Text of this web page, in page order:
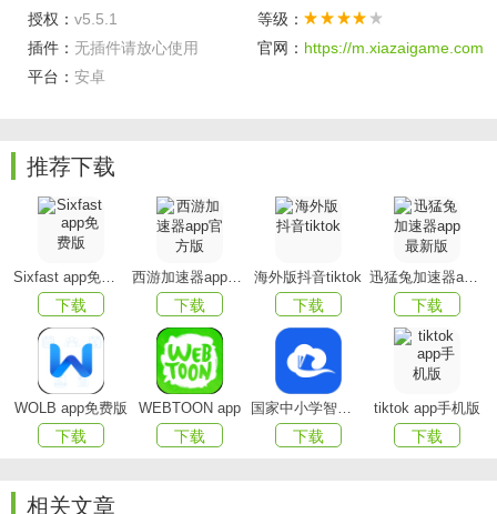
在线学习很轻松，软件内的一些可以让你学习的资源以
及相应的资料还是很丰富前面的。
政务信息透明公开，对于一些政务都是会在软件内发布
首页设置很轻松，你可以设置属于你自己的首页来让自
头条资讯在线观看，像是现在的一些比较重要的资讯，
手机版亮点：
“政直播”
实时集纳由南方网执行的我省各级党政机关新闻发布会
网上直播，第一时间向社会发布权威信息，同时集纳其他可
各个应用版块之间可快速切换，以贴近性的内容产品和多样
授权： v5.5.1
等级：
插件： 无插件请放心使用 官网： https://m.xiazaigame.com
平台： 安卓
推荐下载
Sixfast app免费版
下载
西游加速器app官方版
下载
海外版抖音tiktok
下载
迅猛兔加速器app最新版
下载
WOLB app免费版
下载
WEBTOON app
下载
国家中小学智慧教育平台app(智慧中小学)
下载
tiktok app手机版
下载
相关文章